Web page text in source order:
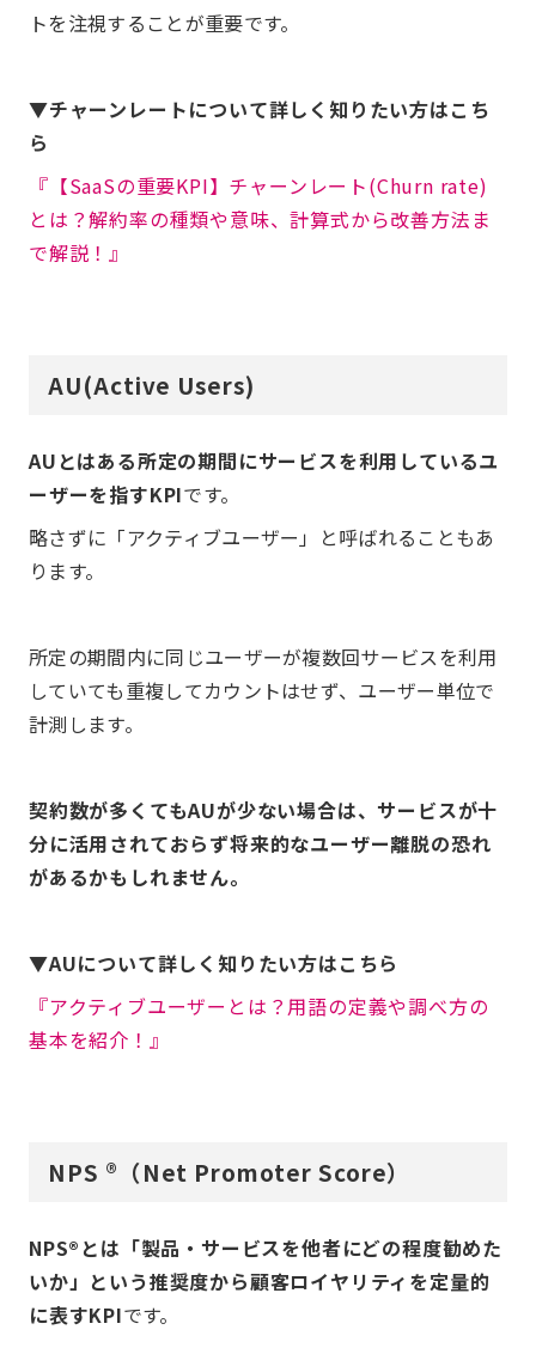
トを注視することが重要です。
▼チャーンレートについて詳しく知りたい方はこち
ら
『【SaaSの重要KPI】チャーンレート(Churn rate)
とは？解約率の種類や意味、計算式から改善方法ま
で解説！』
AU(Active Users)
AUとはある所定の期間にサービスを利用しているユ
ーザーを指すKPIです。
略さずに「アクティブユーザー」と呼ばれることもあ
ります。
所定の期間内に同じユーザーが複数回サービスを利用
していても重複してカウントはせず、ユーザー単位で
計測します。
契約数が多くてもAUが少ない場合は、サービスが十
分に活用されておらず将来的なユーザー離脱の恐れ
があるかもしれません。
▼AUについて詳しく知りたい方はこちら
『アクティブユーザーとは？用語の定義や調べ方の
基本を紹介！』
NPS ®（Net Promoter Score）
NPS®とは「製品・サービスを他者にどの程度勧めた
いか」という推奨度から顧客ロイヤリティを定量的
に表すKPIです。